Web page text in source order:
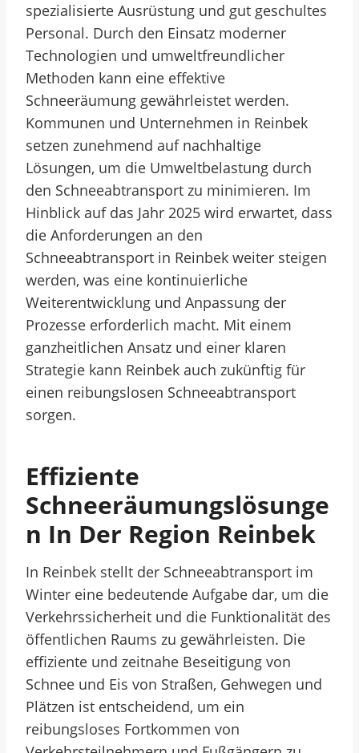
spezialisierte Ausrüstung und gut geschultes
Personal. Durch den Einsatz moderner
Technologien und umweltfreundlicher
Methoden kann eine effektive
Schneeräumung gewährleistet werden.
Kommunen und Unternehmen in Reinbek
setzen zunehmend auf nachhaltige
Lösungen, um die Umweltbelastung durch
den Schneeabtransport zu minimieren. Im
Hinblick auf das Jahr 2025 wird erwartet, dass
die Anforderungen an den
Schneeabtransport in Reinbek weiter steigen
werden, was eine kontinuierliche
Weiterentwicklung und Anpassung der
Prozesse erforderlich macht. Mit einem
ganzheitlichen Ansatz und einer klaren
Strategie kann Reinbek auch zukünftig für
einen reibungslosen Schneeabtransport
sorgen.
Effiziente
Schneeräumungslösunge
N In Der Region Reinbek
In Reinbek stellt der Schneeabtransport im
Winter eine bedeutende Aufgabe dar, um die
Verkehrssicherheit und die Funktionalität des
öffentlichen Raums zu gewährleisten. Die
effiziente und zeitnahe Beseitigung von
Schnee und Eis von Straßen, Gehwegen und
Plätzen ist entscheidend, um ein
reibungsloses Fortkommen von